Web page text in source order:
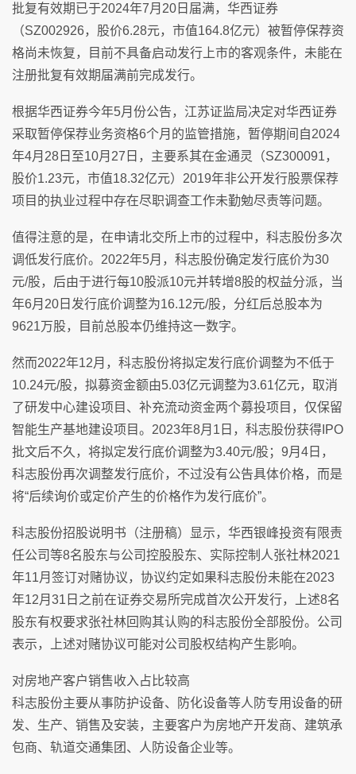
批复有效期已于2024年7月20日届满，华西证券
（SZ002926，股价6.28元，市值164.8亿元）被暂停保荐资
格尚未恢复，目前不具备启动发行上市的客观条件，未能在
注册批复有效期届满前完成发行。
根据华西证券今年5月份公告，江苏证监局决定对华西证券
采取暂停保荐业务资格6个月的监管措施，暂停期间自2024
年4月28日至10月27日，主要系其在金通灵（SZ300091，
股价1.23元，市值18.32亿元）2019年非公开发行股票保荐
项目的执业过程中存在尽职调查工作未勤勉尽责等问题。
值得注意的是，在申请北交所上市的过程中，科志股份多次
调低发行底价。2022年5月，科志股份确定发行底价为30
元/股，后由于进行每10股派10元并转增8股的权益分派，当
年6月20日发行底价调整为16.12元/股，分红后总股本为
9621万股，目前总股本仍维持这一数字。
然而2022年12月，科志股份将拟定发行底价调整为不低于
10.24元/股，拟募资金额由5.03亿元调整为3.61亿元，取消
了研发中心建设项目、补充流动资金两个募投项目，仅保留
智能生产基地建设项目。2023年8月1日，科志股份获得IPO
批文后不久，将拟定发行底价调整为3.40元/股；9月4日，
科志股份再次调整发行底价，不过没有公告具体价格，而是
将“后续询价或定价产生的价格作为发行底价”。
科志股份招股说明书（注册稿）显示，华西银峰投资有限责
任公司等8名股东与公司控股股东、实际控制人张社林2021
年11月签订对赌协议，协议约定如果科志股份未能在2023
年12月31日之前在证券交易所完成首次公开发行，上述8名
股东有权要求张社林回购其认购的科志股份全部股份。公司
表示，上述对赌协议可能对公司股权结构产生影响。
对房地产客户销售收入占比较高
科志股份主要从事防护设备、防化设备等人防专用设备的研
发、生产、销售及安装，主要客户为房地产开发商、建筑承
包商、轨道交通集团、人防设备企业等。